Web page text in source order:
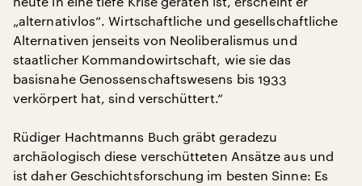
„alternativlos“. Wirtschaftliche und gesellschaftliche
Alternativen jenseits von Neoliberalismus und
staatlicher Kommandowirtschaft, wie sie das
basisnahe Genossenschaftswesens bis 1933
verkörpert hat, sind verschüttert.“
Rüdiger Hachtmanns Buch gräbt geradezu
archäologisch diese verschütteten Ansätze aus und
ist daher Geschichtsforschung im besten Sinne: Es